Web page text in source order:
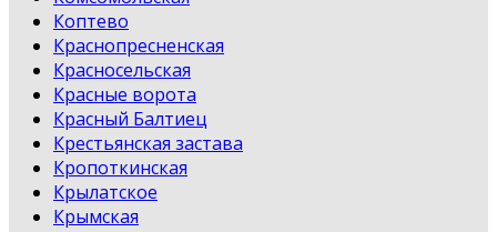
Коптево
Краснопресненская
Красносельская
Красные ворота
Красный Балтиец
Крестьянская застава
Кропоткинская
Крылатское
Крымская